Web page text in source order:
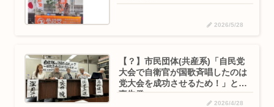
2026/5/28
【？】市民団体(共産系)「自民党
大会で自衛官が国歌斉唱したのは
党大会を成功させるため！」と刑
事告発
2026/4/28